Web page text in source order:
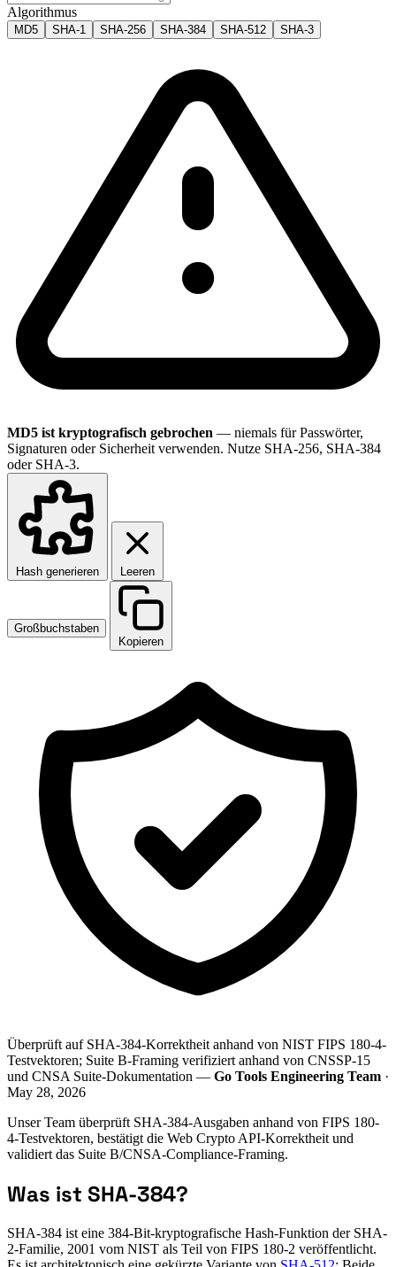
Algorithmus
MD5 SHA-1 SHA-256 SHA-384 SHA-512 SHA-3
MD5 ist kryptografisch gebrochen — niemals für Passwörter,
Signaturen oder Sicherheit verwenden. Nutze SHA-256, SHA-384
oder SHA-3.
Hash generieren Leeren
Großbuchstaben
Kopieren
Überprüft auf SHA-384-Korrektheit anhand von NIST FIPS 180-4-
Testvektoren; Suite B-Framing verifiziert anhand von CNSSP-15
und CNSA Suite-Dokumentation — Go Tools Engineering Team ·
May 28, 2026
Unser Team überprüft SHA-384-Ausgaben anhand von FIPS 180-
4-Testvektoren, bestätigt die Web Crypto API-Korrektheit und
validiert das Suite B/CNSA-Compliance-Framing.
Was ist SHA-384?
SHA-384 ist eine 384-Bit-kryptografische Hash-Funktion der SHA-
2-Familie, 2001 vom NIST als Teil von FIPS 180-2 veröffentlicht.